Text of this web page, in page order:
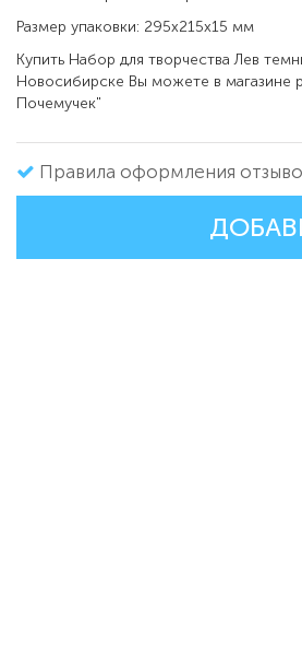
Размер упаковки: 295х215х15 мм
Купить Набор для творчества Лев
Новосибирске Вы можете в магазине
Почемучек"
Правила оформления